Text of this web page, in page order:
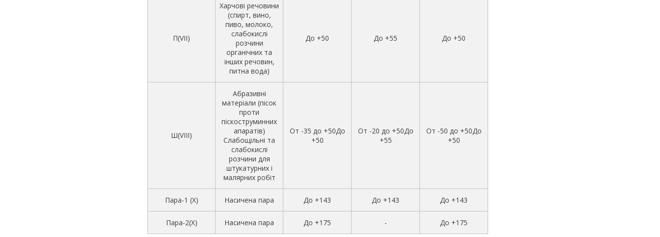
П(VII)
Харчові речовини
(спирт, вино,
пиво, молоко,
слабокислі
розчини
органічних та
інших речовин,
питна вода)
До +50 До +55 До +50
Ш(VIII)
Абразивні
матеріали (пісок
проти
піскоструминних
апаратів)
Слабощільні та
слабокислі
розчини для
штукатурних і
малярних робіт
От -35 до +50До
+50
От -20 до +50До
+55
От -50 до +50До
+50
Пара-1 (X) Насичена пара До +143 До +143 До +143
Пара-2(X) Насичена пара До +175 - До +175